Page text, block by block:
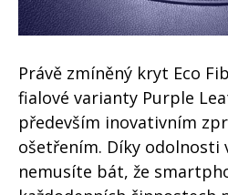
Právě zmíněný kryt Eco
fialové varianty Purple
především inovativním
ošetřením. Díky odolnosti
nemusíte bát, že